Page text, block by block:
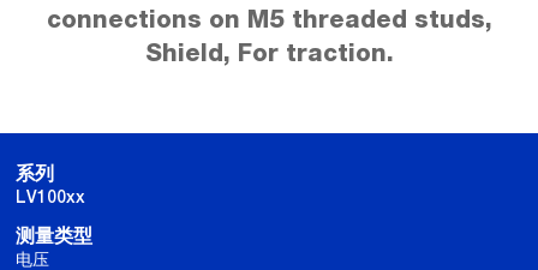
connections on M5 threaded studs,
Shield, For traction.
系列
LV100xx
测量类型
电压